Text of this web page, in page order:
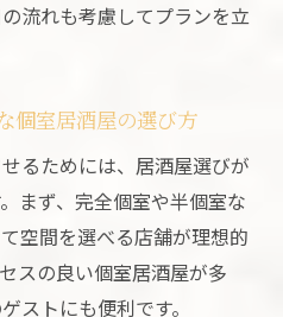
流れも考慮してプランを立
個室居酒屋の選び方
るためには、居酒屋選びが
まず、完全個室や半個室な
空間を選べる店舗が理想的
スの良い個室居酒屋が多
ストにも便利です。